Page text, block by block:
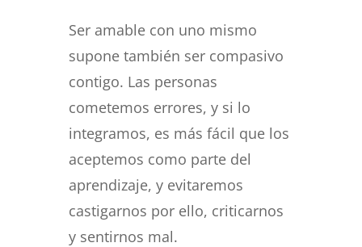
Ser amable con uno mismo
supone también ser compasivo
contigo. Las personas
cometemos errores, y si lo
integramos, es más fácil que los
aceptemos como parte del
aprendizaje, y evitaremos
castigarnos por ello, criticarnos
y sentirnos mal.